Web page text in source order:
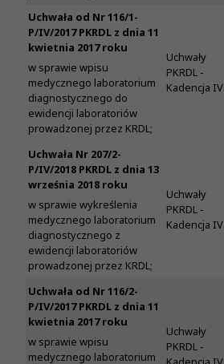
Uchwała od Nr 116/1-
P/IV/2017 PKRDL z dnia 11
kwietnia 2017 roku
w sprawie wpisu
medycznego laboratorium
diagnostycznego do
ewidencji laboratoriów
prowadzonej przez KRDL;
Uchwały
PKRDL -
Kadencja IV
Uchwała Nr 207/2-
P/IV/2018 PKRDL z dnia 13
września 2018 roku
w sprawie wykreślenia
medycznego laboratorium
diagnostycznego z
ewidencji laboratoriów
prowadzonej przez KRDL;
Uchwały
PKRDL -
Kadencja IV
Uchwała od Nr 116/2-
P/IV/2017 PKRDL z dnia 11
kwietnia 2017 roku
w sprawie wpisu
medycznego laboratorium
Uchwały
PKRDL -